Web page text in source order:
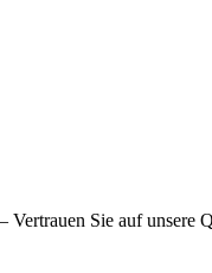
Vertrauen Sie auf unsere